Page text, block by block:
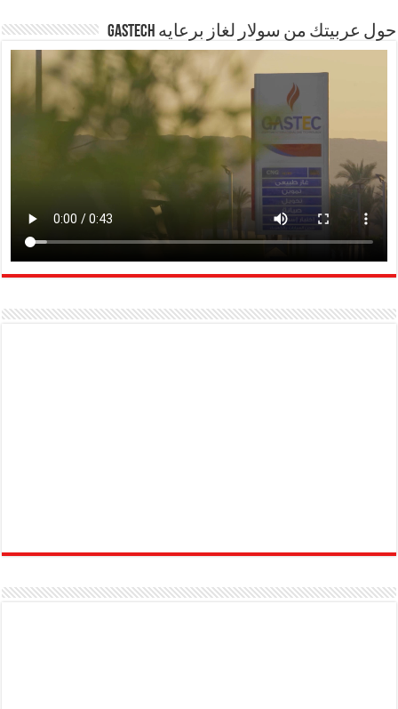
حول عربيتك من سولار لغاز برعايه GASTECH